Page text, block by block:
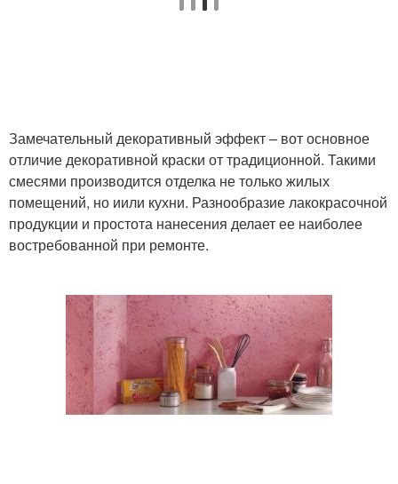
Замечательный декоративный эффект – вот основное
отличие декоративной краски от традиционной. Такими
смесями производится отделка не только жилых
помещений, но иили кухни. Разнообразие лакокрасочной
продукции и простота нанесения делает ее наиболее
востребованной при ремонте.